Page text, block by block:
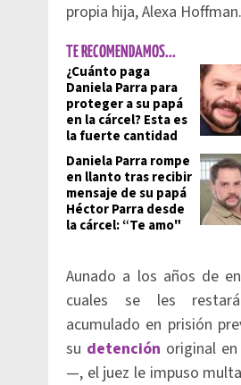
propia hija, Alexa Hoffman.
TE RECOMENDAMOS...
¿Cuánto paga
Daniela Parra para
proteger a su papá
en la cárcel? Esta es
la fuerte cantidad
Daniela Parra rompe
en llanto tras recibir
mensaje de su papá
Héctor Parra desde
la cárcel: “Te amo"
Aunado a los años de
cuales se les
acumulado en prisión
su detención original
—, el juez le impuso